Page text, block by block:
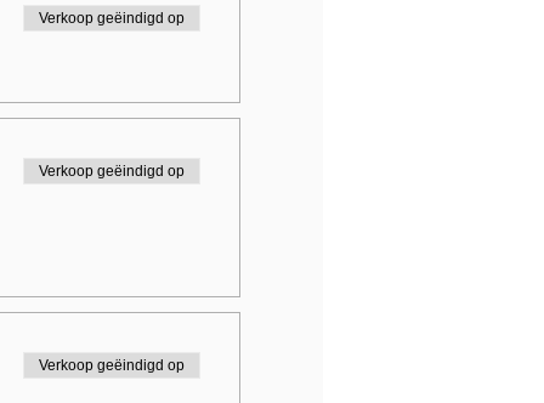
Verkoop geëindigd op
Verkoop geëindigd op
Verkoop geëindigd op